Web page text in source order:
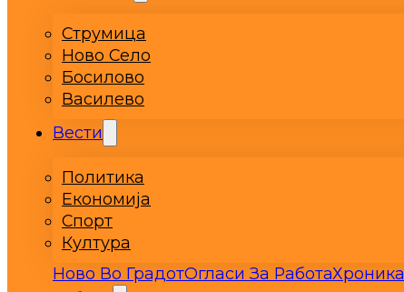
Струмица
Ново Село
Босилово
Василево
Вести
Политика
Економија
Спорт
Култура
Ново Во ГрадотОгласи За РаботаХроника